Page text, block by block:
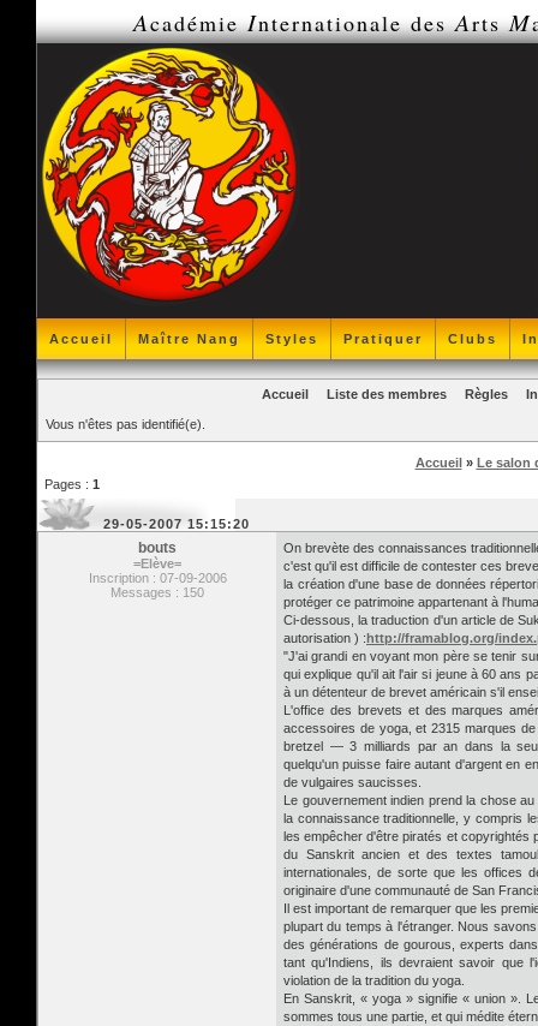
AcadémieInternationale desArtsM
Accueil Maître Nang Styles Pratiquer Clubs
Accueil Liste des membres Règles
Vous n'êtes pas identifié(e).
Accueil » Le salon
Pages : 1
29-05-2007 15:15:20
bouts
=Elève=
Inscription : 07-09-2006
Messages : 150
On brevète des connaissances
c'est qu'il est difficile de contester ces
la création d'une base de données
protéger ce patrimoine appartenant à
Ci-dessous, la traduction d'un article de
autorisation ) :http://framablog.org/
"J'ai grandi en voyant mon père se tenir
qui explique qu'il ait l'air si jeune à 60 ans
à un détenteur de brevet américain s'il
L'office des brevets et des marques
accessoires de yoga, et 2315 marques
bretzel — 3 milliards par an dans la
quelqu'un puisse faire autant d'argent en
de vulgaires saucisses.
Le gouvernement indien prend la chose
la connaissance traditionnelle, y compris
les empêcher d'être piratés et copyrightés
du Sanskrit ancien et des textes
internationales, de sorte que les offices
originaire d'une communauté de San
Il est important de remarquer que les
plupart du temps à l'étranger. Nous
des générations de gourous, experts
tant qu'Indiens, ils devraient savoir que
violation de la tradition du yoga.
En Sanskrit, « yoga » signifie « union ».
sommes tous une partie, et qui médite